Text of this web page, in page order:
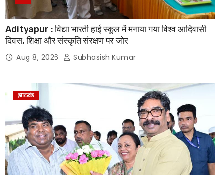
Adityapur : विद्या भारती हाई स्कूल में मनाया गया विश्व आदिवासी
दिवस, शिक्षा और संस्कृति संरक्षण पर जोर
Aug 8, 2026 Subhasish Kumar
झारखंड